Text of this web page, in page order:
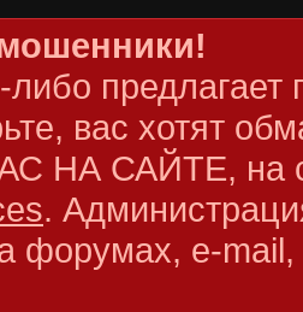
вас хотят
НА САЙТЕ, на
.
форумах, e-mail,